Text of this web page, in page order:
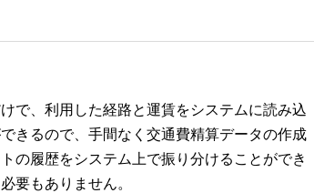
で、利用した経路と運賃をシステムに読み込
きるので、手間なく交通費精算データの作成
の履歴をシステム上で振り分けることができ
要もありません。